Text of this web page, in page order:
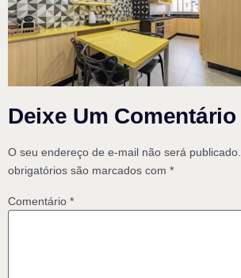
Deixe Um Comentário
O seu endereço de e-mail não será publicado.
obrigatórios são marcados com *
Comentário *